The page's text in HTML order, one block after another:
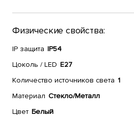
Физические свойства:
IP защита IP54
Цоколь / LED E27
Количество источников света 1
Материал Стекло/Металл
Цвет Белый